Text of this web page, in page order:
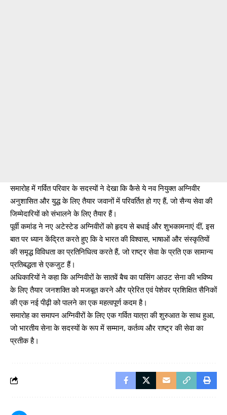
समारोह में गर्वित परिवार के सदस्यों ने देखा कि कैसे ये नव नियुक्त अग्निवीर
अनुशासित और युद्ध के लिए तैयार जवानों में परिवर्तित हो गए हैं, जो सैन्य सेवा की
जिम्मेदारियों को संभालने के लिए तैयार हैं।
पूर्वी कमांड ने नए अटेस्टेड अग्निवीरों को हृदय से बधाई और शुभकामनाएं दीं, इस
बात पर ध्यान केंद्रित करते हुए कि वे भारत की विश्वास, भाषाओं और संस्कृतियों
की समृद्ध विविधता का प्रतिनिधित्व करते हैं, जो राष्ट्र सेवा के प्रति एक सामान्य
प्रतिबद्धता से एकजुट हैं।
अधिकारियों ने कहा कि अग्निवीरों के सातवें बैच का पासिंग आउट सेना की भविष्य
के लिए तैयार जनशक्ति को मजबूत करने और प्रेरित एवं पेशेवर प्रशिक्षित सैनिकों
की एक नई पीढ़ी को पालने का एक महत्वपूर्ण कदम है।
समारोह का समापन अग्निवीरों के लिए एक गर्वित यात्रा की शुरुआत के साथ हुआ,
जो भारतीय सेना के सदस्यों के रूप में सम्मान, कर्तव्य और राष्ट्र की सेवा का
प्रतीक है।